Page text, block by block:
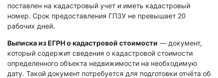
поставлен на кадастровый учет и иметь кадастровый
номер. Срок предоставления ГПЗУ не превышает 20
рабочих дней.
Выписка из ЕГРН о кадастровой стоимости — документ,
который содержит сведения о кадастровой стоимости
определенного объекта недвижимости на необходимую
дату. Такой документ потребуется для подготовки отчёта об